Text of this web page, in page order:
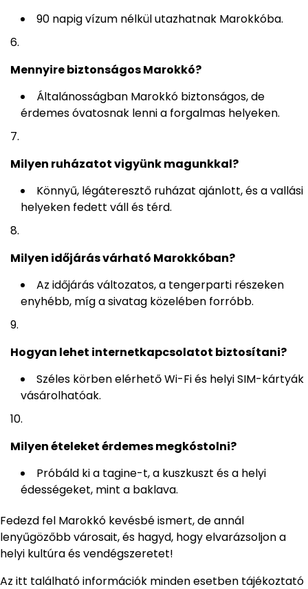
90 napig vízum nélkül utazhatnak Marokkóba.
Mennyire biztonságos Marokkó?
Általánosságban Marokkó biztonságos, de
érdemes óvatosnak lenni a forgalmas helyeken.
Milyen ruházatot vigyünk magunkkal?
Könnyű, légáteresztő ruházat ajánlott, és a vallási
helyeken fedett váll és térd.
Milyen időjárás várható Marokkóban?
Az időjárás változatos, a tengerparti részeken
enyhébb, míg a sivatag közelében forróbb.
Hogyan lehet internetkapcsolatot biztosítani?
Széles körben elérhető Wi-Fi és helyi SIM-kártyák
vásárolhatóak.
Milyen ételeket érdemes megkóstolni?
Próbáld ki a tagine-t, a kuszkuszt és a helyi
édességeket, mint a baklava.
Fedezd fel Marokkó kevésbé ismert, de annál
lenyűgözőbb városait, és hagyd, hogy elvarázsoljon a
helyi kultúra és vendégszeretet!
Az itt található információk minden esetben tájékoztató